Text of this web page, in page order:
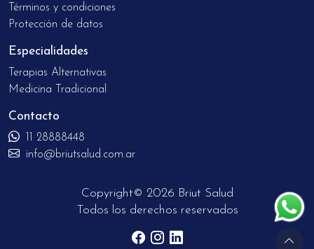
Términos y condiciones
Protección de datos
Especialidades
Terapias Alternativas
Medicina Tradicional
Contacto
11 28888448
info@briutsalud.com.ar
Copyright© 2026 Briut Salud
Todos los derechos reservados